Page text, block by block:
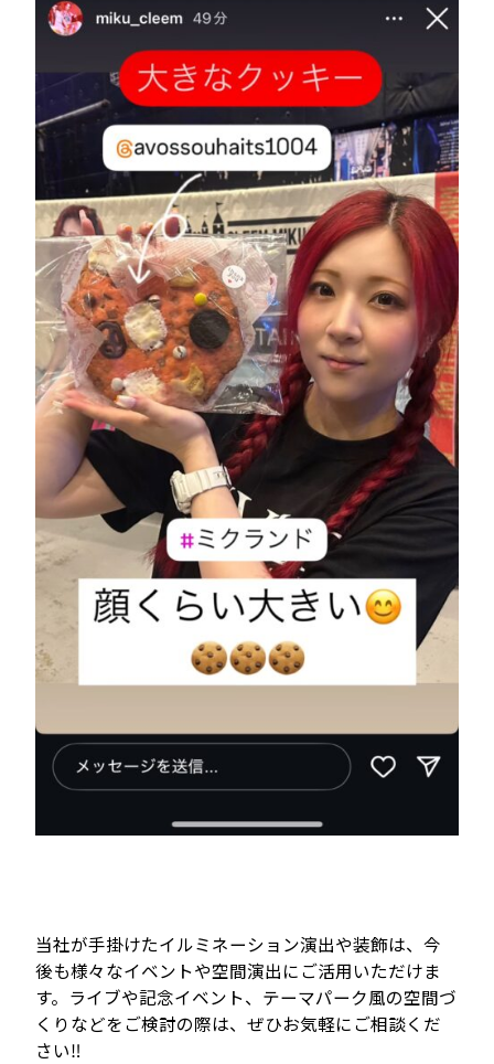
当社が手掛けたイルミネーション演出や装飾は、今
後も様々なイベントや空間演出にご活用いただけま
す。ライブや記念イベント、テーマパーク風の空間づ
くりなどをご検討の際は、ぜひお気軽にご相談くだ
さい‼